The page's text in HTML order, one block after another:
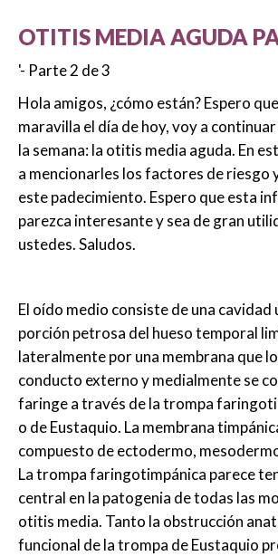
OTITIS MEDIA AGUDA
'- Parte 2 de 3
Hola amigos, ¿cómo están? Espero
maravilla el día de hoy, voy a
la semana: la otitis media aguda. En
a mencionarles los factores de riesgo
este padecimiento. Espero que esta
parezca interesante y sea de gran
ustedes. Saludos.
El oído medio consiste de una cavidad
porción petrosa del hueso temporal
lateralmente por una membrana que
conducto externo y medialmente se
faringe a través de la trompa
o de Eustaquio. La membrana
compuesto de ectodermo,
La trompa faringotimpánica parece
central en la patogenia de todas las
otitis media. Tanto la obstrucción
funcional de la trompa de Eustaquio